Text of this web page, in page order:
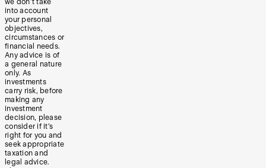
we don’t take
into account
your personal
objectives,
circumstances or
financial needs.
Any advice is of
a general nature
only. As
investments
carry risk, before
making any
investment
decision, please
consider if it’s
right for you and
seek appropriate
taxation and
legal advice.